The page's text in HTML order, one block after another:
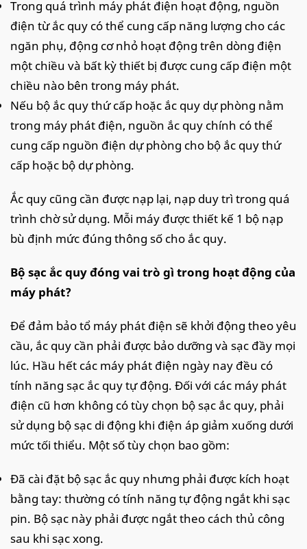
Trong quá trình máy phát điện hoạt động, nguồn
điện từ ắc quy có thể cung cấp năng lượng cho các
ngăn phụ, động cơ nhỏ hoạt động trên dòng điện
một chiều và bất kỳ thiết bị được cung cấp điện một
chiều nào bên trong máy phát.
Nếu bộ ắc quy thứ cấp hoặc ắc quy dự phòng nằm
trong máy phát điện, nguồn ắc quy chính có thể
cung cấp nguồn điện dự phòng cho bộ ắc quy thứ
cấp hoặc bộ dự phòng.
Ắc quy cũng cần được nạp lại, nạp duy trì trong quá
trình chờ sử dụng. Mỗi máy được thiết kế 1 bộ nạp
bù định mức đúng thông số cho ắc quy.
Bộ sạc ắc quy đóng vai trò gì trong hoạt động của
máy phát?
Để đảm bảo tổ máy phát điện sẽ khởi động theo yêu
cầu, ắc quy cần phải được bảo dưỡng và sạc đầy mọi
lúc. Hầu hết các máy phát điện ngày nay đều có
tính năng sạc ắc quy tự động. Đối với các máy phát
điện cũ hơn không có tùy chọn bộ sạc ắc quy, phải
sử dụng bộ sạc di động khi điện áp giảm xuống dưới
mức tối thiểu. Một số tùy chọn bao gồm:
Đã cài đặt bộ sạc ắc quy nhưng phải được kích hoạt
bằng tay: thường có tính năng tự động ngắt khi sạc
pin. Bộ sạc này phải được ngắt theo cách thủ công
sau khi sạc xong.